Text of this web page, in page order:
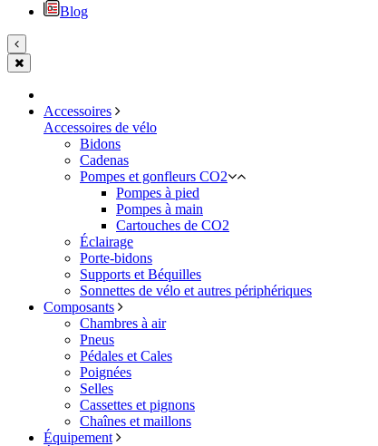
Blog
Accessoires
Accessoires de vélo
Bidons
Cadenas
Pompes et gonfleurs CO2
Pompes à pied
Pompes à main
Cartouches de CO2
Éclairage
Porte-bidons
Supports et Béquilles
Sonnettes de vélo et autres périphériques
Composants
Chambres à air
Pneus
Pédales et Cales
Poignées
Selles
Cassettes et pignons
Chaînes et maillons
Équipement